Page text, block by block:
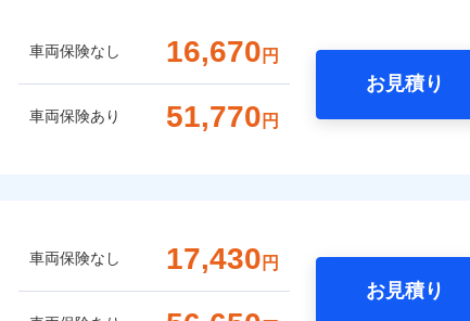
車両保険なし 16,670 円
車両保険あり 51,770 円
お見積り
車両保険なし 17,430 円
お見積り